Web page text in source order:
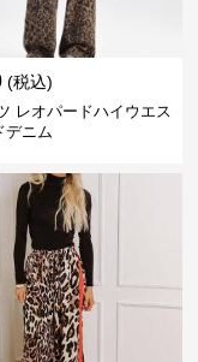
(税込)
レオパードハイウエス
デニム